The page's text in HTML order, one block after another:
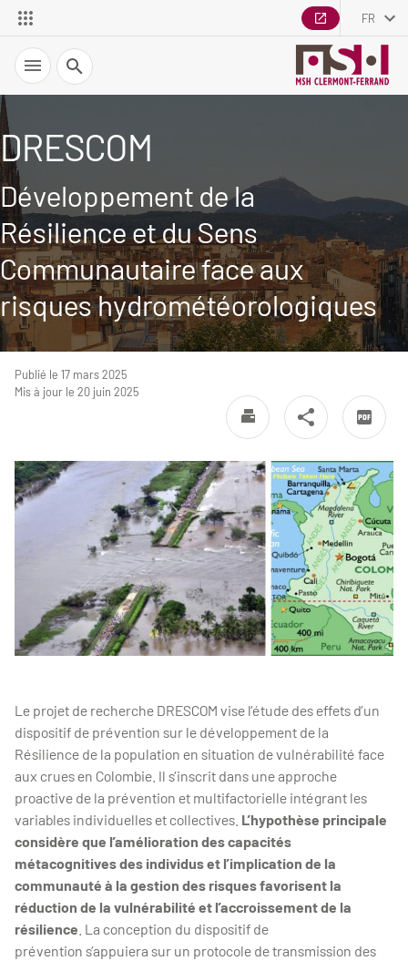
FR
Recherche
DRESCOM
Développement de la
Résilience et du Sens
Communautaire face aux
risques hydrométéorologiques
Publié le 17 mars 2025
Mis à jour le 20 juin 2025
Le projet de recherche DRESCOM vise l’étude des effets d’un
dispositif de prévention sur le développement de la
Résilience de la population en situation de vulnérabilité face
aux crues en Colombie. Il s’inscrit dans une approche
proactive de la prévention et multifactorielle intégrant les
variables individuelles et collectives. L’hypothèse principale
considère que l’amélioration des capacités
métacognitives des individus et l’implication de la
communauté à la gestion des risques favorisent la
réduction de la vulnérabilité et l’accroissement de la
résilience . La conception du dispositif de
prévention s’appuiera sur un protocole de transmission des